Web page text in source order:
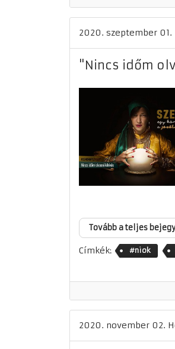
2020. szeptember 01.
"Nincs időm
Tovább a teljes
Címkék: #niok
2020. november 02.